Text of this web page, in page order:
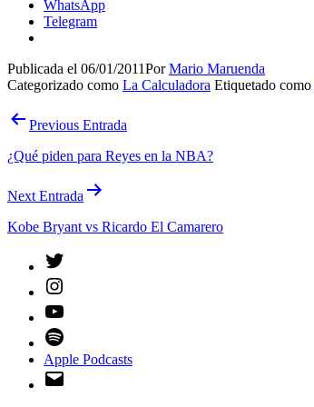
WhatsApp
Telegram
Publicada el 06/01/2011PorMario Maruenda
Categorizado como La Calculadora Etiquetado como
Navegación
entradas
Previous Entrada
¿Qué piden para Reyes en la NBA?
Next Entrada
Kobe Bryant vs Ricardo El Camarero
Apple Podcasts